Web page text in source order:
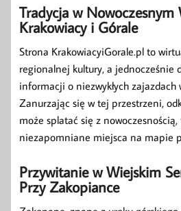
Tradycja w
Krakowiacy i Górale
Strona KrakowiacyiGorale.pl to
regionalnej kultury, a jednocześnie
informacji o niezwykłych zajazdach
Zanurzając się w tej przestrzeni,
może splatać się z
niezapomniane miejsca na mapie
Przywitanie w Wiejskim
Przy Zakopiance